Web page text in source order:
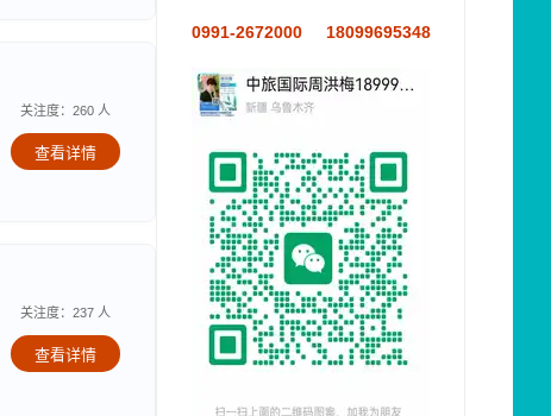
关注度：260 人
查看详情
关注度：237 人
查看详情
0991-2672000 18099695348